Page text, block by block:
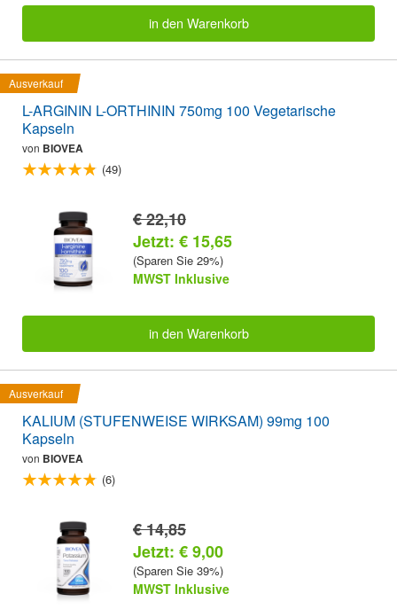
in den Warenkorb
Ausverkauf
L-ARGININ L-ORTHININ 750mg 100 Vegetarische
Kapseln
von BIOVEA
(49)
€ 22,10
Jetzt: € 15,65
(Sparen Sie 29%)
MWST Inklusive
in den Warenkorb
Ausverkauf
KALIUM (STUFENWEISE WIRKSAM) 99mg 100
Kapseln
von BIOVEA
(6)
€ 14,85
Jetzt: € 9,00
(Sparen Sie 39%)
MWST Inklusive